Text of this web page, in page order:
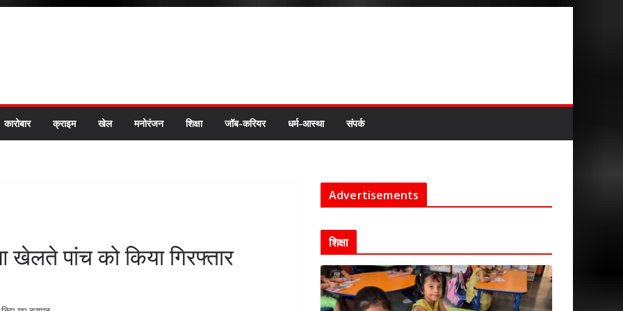
कारोबार क्राइम खेल मनोरंजन शिक्षा जॉब-करियर धर्म-आस्था संपर्क
पांच को किया गिरफ्तार
Advertisements
शिक्षा